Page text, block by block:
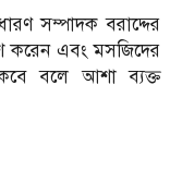
সম্পাদক বরাদ্দের
করেন এবং মসজিদের
বলে আশা ব্যক্ত